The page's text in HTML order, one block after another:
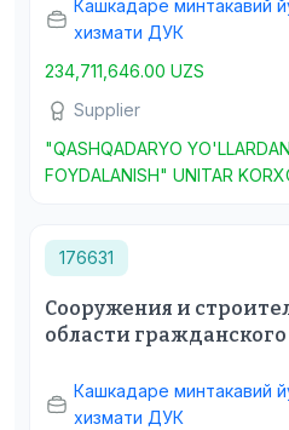
Кашкадаре минтакавий
хизмати ДУК
234,711,646.00 UZS
Supplier
"QASHQADARYO
FOYDALANISH" UNITAR
176631
Сооружения и
области
Кашкадаре минтакавий
хизмати ДУК